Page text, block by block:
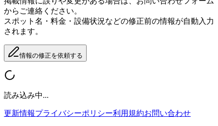
からご連絡ください。
スポット名・料金・設備状況などの修正前の情報が自動入力
されます。
情報の修正を依頼する
読み込み中...
更新情報プライバシーポリシー利用規約お問い合わせ